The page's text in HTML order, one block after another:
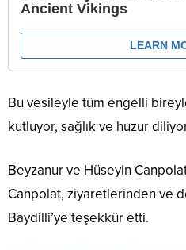
Bu vesileyle tüm engelli
kutluyor, sağlık ve huzur
Beyzanur ve Hüseyin
Canpolat, ziyaretlerinden ve
Baydilli’ye teşekkür etti.